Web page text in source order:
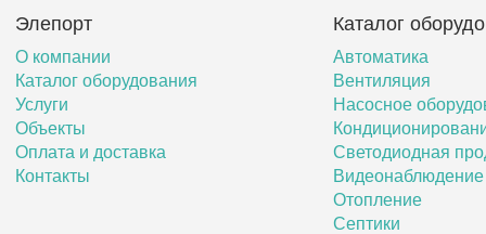
Элепорт
О компании
Каталог оборудования
Услуги
Объекты
Оплата и доставка
Контакты
Каталог
Автоматика
Вентиляция
Насосное
Светодиодная
Видеонаблюдение
Отопление
Септики